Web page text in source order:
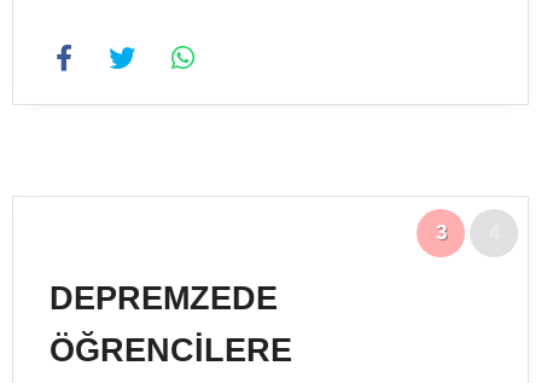
3
DEPREMZEDE
ÖĞRENCİLERE